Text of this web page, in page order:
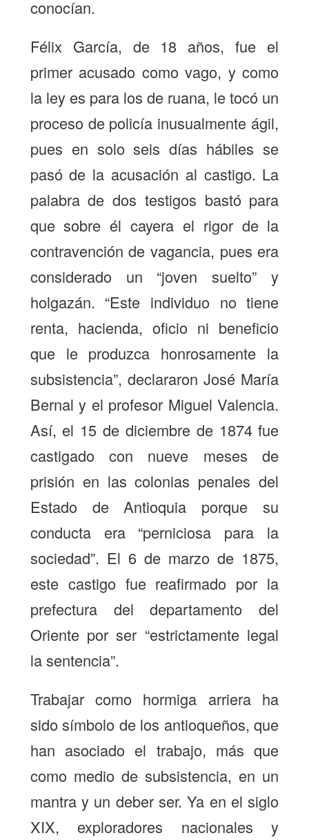
conocían.
Félix García, de 18 años, fue el
primer acusado como vago, y como
la ley es para los de ruana, le tocó un
proceso de policía inusualmente ágil,
pues en solo seis días hábiles se
pasó de la acusación al castigo. La
palabra de dos testigos bastó para
que sobre él cayera el rigor de la
contravención de vagancia, pues era
considerado un “joven suelto” y
holgazán. “Este individuo no tiene
renta, hacienda, oficio ni beneficio
que le produzca honrosamente la
subsistencia”, declararon José María
Bernal y el profesor Miguel Valencia.
Así, el 15 de diciembre de 1874 fue
castigado con nueve meses de
prisión en las colonias penales del
Estado de Antioquia porque su
conducta era “perniciosa para la
sociedad”. El 6 de marzo de 1875,
este castigo fue reafirmado por la
prefectura del departamento del
Oriente por ser “estrictamente legal
la sentencia”.
Trabajar como hormiga arriera ha
sido símbolo de los antioqueños, que
han asociado el trabajo, más que
como medio de subsistencia, en un
mantra y un deber ser. Ya en el siglo
XIX, exploradores nacionales y